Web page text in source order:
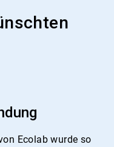
Ecolab wurde so